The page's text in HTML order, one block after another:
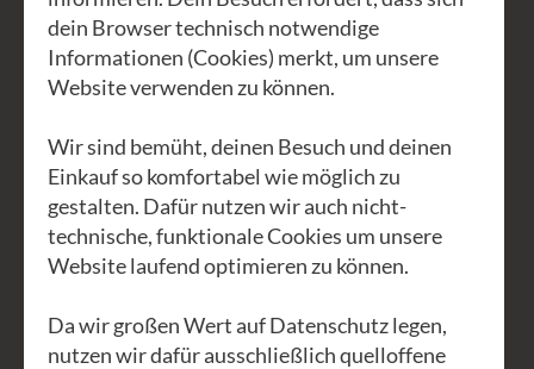
Es ist nicht zu verstehen, warum wir in
der notwendigen EnergieWENDE nicht
Vollgas geben. Bei unzähligen
Blödheiten geben wir Vollgas. Wir
bauen Autobahnen und
Verkehrslandschaften, Flugbenzin ist
steuerfrei und der Flugverkehr wächst,
die Müllberge wachsen auch und dank
dein Browser technisch notwendige
Informationen (Cookies) merkt, um unsere
Website verwenden zu können.
Wir sind bemüht, deinen Besuch und deinen
Einkauf so komfortabel wie möglich zu
gestalten. Dafür nutzen wir auch nicht-
technische, funktionale Cookies um unsere
Website laufend optimieren zu können.
Da wir großen Wert auf Datenschutz legen,
nutzen wir dafür ausschließlich quelloffene